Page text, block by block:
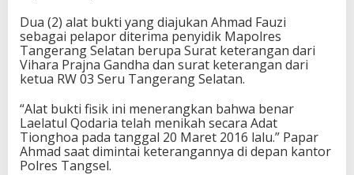
Dua (2) alat bukti yang diajukan Ahmad Fauzi
sebagai pelapor diterima penyidik Mapolres
Tangerang Selatan berupa Surat keterangan dari
Vihara Prajna Gandha dan surat keterangan dari
ketua RW 03 Seru Tangerang Selatan.
“Alat bukti fisik ini menerangkan bahwa benar
Laelatul Qodaria telah menikah secara Adat
Tionghoa pada tanggal 20 Maret 2016 lalu.” Papar
Ahmad saat dimintai keterangannya di depan kantor
Polres Tangsel.